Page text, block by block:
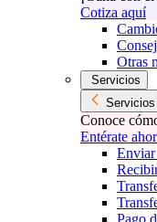
Cotiza aquí
Otras
Servicios
Servicios
Conoce
Entérate
Enviar
Pago